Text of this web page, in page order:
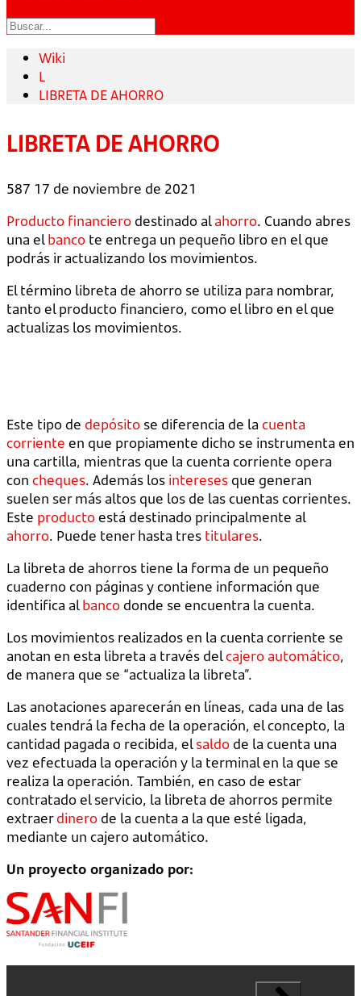
Wiki
L
LIBRETA DE AHORRO
LIBRETA DE AHORRO
587 17 de noviembre de 2021
Producto financiero destinado alahorro. Cuando abres
una elbanco te entrega un pequeño libro en el que
podrás ir actualizando los movimientos.
El término libreta de ahorro se utiliza para nombrar,
tanto el producto financiero, como el libro en el que
actualizas los movimientos.
Este tipo de depósito se diferencia de la cuenta
corriente en que propiamente dicho se instrumenta en
una cartilla, mientras que la cuenta corriente opera
con cheques. Además los intereses que generan
suelen ser más altos que los de las cuentas corrientes.
Este productoestá destinado principalmente al
ahorro. Puede tener hasta tres titulares.
La libreta de ahorros tiene la forma de un pequeño
cuaderno con páginas y contiene información que
identifica albanco donde se encuentra la cuenta.
Los movimientos realizados en la cuenta corriente se
anotan en esta libreta a través delcajero automático,
de manera que se “actualiza la libreta”.
Las anotaciones aparecerán en líneas, cada una de las
cuales tendrá la fecha de la operación, el concepto, la
cantidad pagada o recibida, elsaldo de la cuenta una
vez efectuada la operación y la terminal en la que se
realiza la operación. También, en caso de estar
contratado el servicio, la libreta de ahorros permite
extraerdinero de la cuenta a la que esté ligada,
mediante un cajero automático.
Un proyecto organizado por: